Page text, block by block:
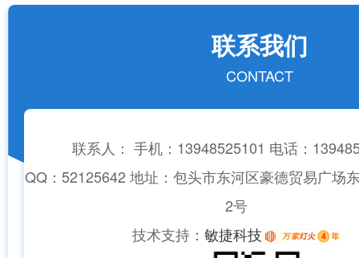
技术革新。那么我们着重了解
相对于单级螺杆压缩机相比，
联系我们
CONTACT
联系人： 手机：13948525101 电话：
QQ：52125642 地址：包头市东河区豪德贸易广场
2号
技术支持： 敏捷科技